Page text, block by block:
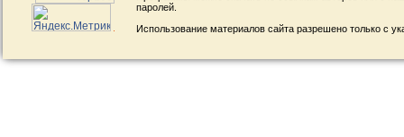
паролей.
Использование материалов сайта разрешено только с